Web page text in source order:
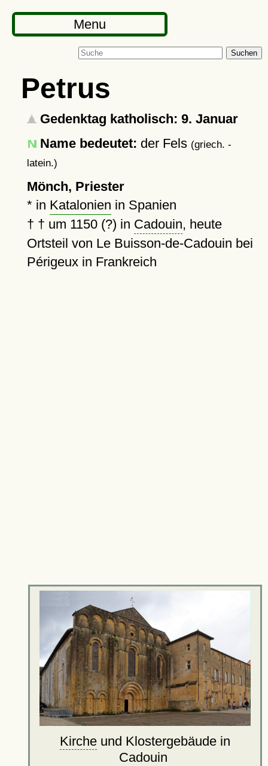
Menu
Suchen
Petrus
Gedenktag katholisch: 9. Januar
Name bedeutet: der Fels (griech. -
latein.)
Mönch, Priester
* in Katalonien in Spanien
† † um 1150 (?) in Cadouin, heute
Ortsteil von Le Buisson-de-Cadouin bei
Périgeux in Frankreich
Kirche und Klostergebäude in
Cadouin